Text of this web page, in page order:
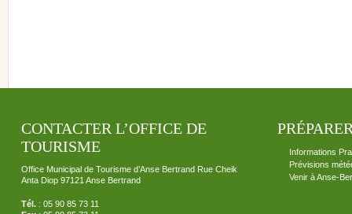
CONTACTER L’OFFICE DE
TOURISME
Office Municipal de Tourisme d’Anse Bertrand Rue Cheik
Anta Diop 97121 Anse Bertrand
Tél. : 05 90 85 73 11
Informations
Prévisions
Venir à Anse-